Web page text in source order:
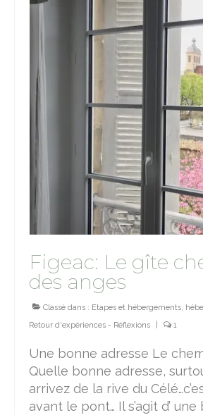
Figeac: Le gîte
des anges
Classé dans : Etapes et hébergements,
Retour d'expériences - Réflexions
1
Une bonne adresse Le
Quelle bonne adresse,
arrivez de la rive du
avant le pont… Il s’agit d’